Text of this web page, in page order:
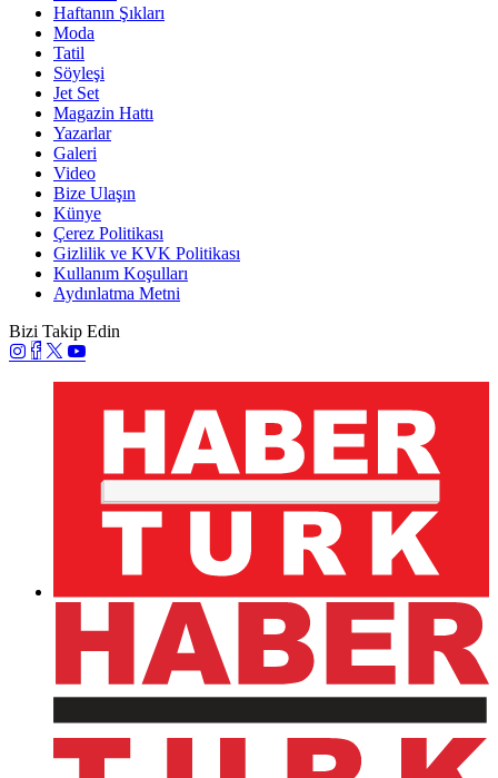
Haftanın Şıkları
Moda
Tatil
Söyleşi
Jet Set
Magazin Hattı
Yazarlar
Galeri
Video
Bize Ulaşın
Künye
Çerez Politikası
Gizlilik ve KVK Politikası
Kullanım Koşulları
Aydınlatma Metni
Bizi Takip Edin